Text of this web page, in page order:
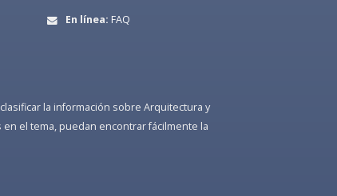
En línea: FAQ
la información sobre Arquitectura y
el tema, puedan encontrar fácilmente la